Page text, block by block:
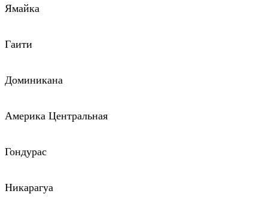
Ямайка
Гаити
Доминикана
Америка Центральная
Гондурас
Никарагуа